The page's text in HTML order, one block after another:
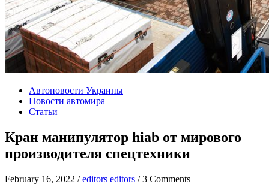
Автоновости Украины
Новости автомира
Статьи
Кран манипулятор hiab от мирового
производителя спецтехники
February 16, 2022 /editors editors / 3 Comments